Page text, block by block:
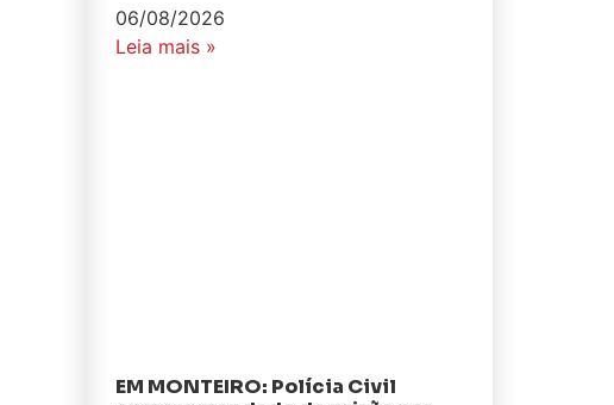
06/08/2026
Leia mais »
EM MONTEIRO: Polícia Civil